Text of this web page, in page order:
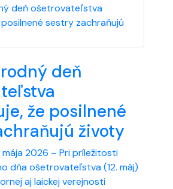
deň
že posilnené
životy
mája 2026 – Pri príležitosti
dňa ošetrovateľstva (12. máj)
aj laickej verejnosti